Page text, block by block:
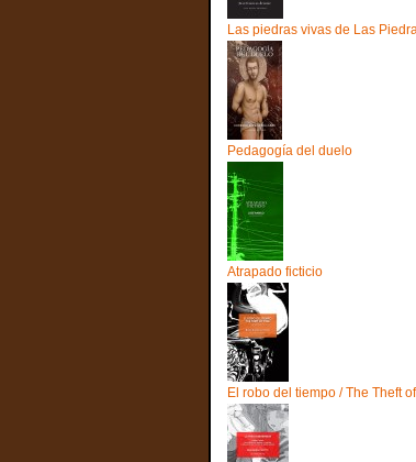
Las piedras vivas de Las
Pedagogía del duelo
Atrapado ficticio
El robo del tiempo / The Theft